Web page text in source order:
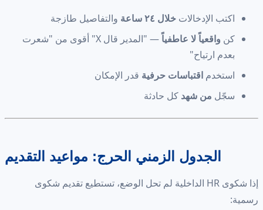
اكتب الإدخالات خلال ٢٤ ساعة
والتفاصيل طازجة
كن واقعياً لا عاطفياً
— "المدير قال X" أقوى من "شعرت
بعدم ارتياح"
استخدم اقتباسات حرفية قدر الإمكان
سجّل من شهد كل حادثة
الجدول الزمني الحرج: مواعيد التقديم
إذا شكوى HR الداخلية لم تحل الوضع، تستطيع تقديم شكوى
رسمية: